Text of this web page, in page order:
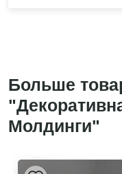
Больше
Молдинги"